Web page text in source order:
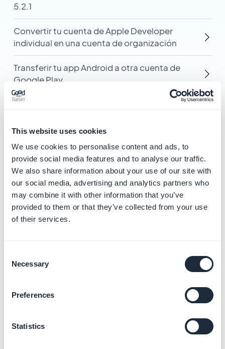
This website uses cookies
We use cookies to personalise content and ads, to
provide social media features and to analyse our traffic.
We also share information about your use of our site with
our social media, advertising and analytics partners who
may combine it with other information that you’ve
provided to them or that they’ve collected from your use
of their services.
Selection
Necessary
Preferences
Statistics
5.2.1
Convertir tu cuenta de Apple Developer
individual en una cuenta de organización
Transferir tu app Android a otra cuenta de
Google Play
Verificar el sitio web de tu organización en
Categorías
relacionadas
Más información